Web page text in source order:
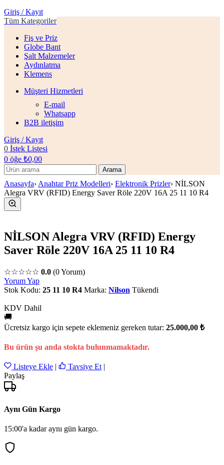
Giriş / Kayıt
Tüm Kategoriler
Fiş ve Priz
Globe Bant
Şalt Malzemeler
Aydınlatma
Klemens
Müşteri Hizmetleri
E-mail
Whatsapp
B2B iletişim
Giriş / Kayıt
0 İstek Listesi
0 öğe ₺0,00
Arama
Anasayfa› Anahtar Priz Modelleri› Elektronik Prizler› NİLSON
Alegra VRV (RFID) Energy Saver Röle 220V 16A 25 11 10 R4
NİLSON Alegra VRV (RFID) Energy
Saver Röle 220V 16A 25 11 10 R4
☆☆☆☆☆ 0.0 (0 Yorum)
Yorum Yap
Stok Kodu: 25 11 10 R4 Marka: Nilson Tükendi
KDV Dahil
🚚
Ücretsiz kargo için sepete eklemeniz gereken tutar: 25.000,00 ₺
Bu ürün şu anda stokta bulunmamaktadır.
Listeye Ekle | Tavsiye Et |
Paylaş
Aynı Gün Kargo
15:00'a kadar aynı gün kargo.